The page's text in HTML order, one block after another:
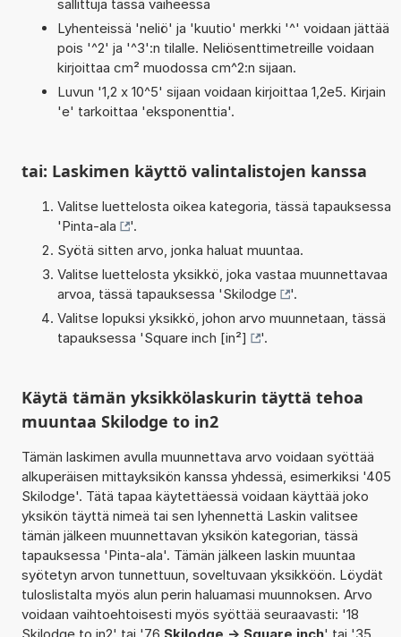
sallittuja tässä vaiheessa
Lyhenteissä 'neliö' ja 'kuutio' merkki '^' voidaan jättää
pois '^2' ja '^3':n tilalle. Neliösenttimetreille voidaan
kirjoittaa cm² muodossa cm^2:n sijaan.
Luvun '1,2 x 10^5' sijaan voidaan kirjoittaa 1,2e5. Kirjain
'e' tarkoittaa 'eksponenttia'.
tai: Laskimen käyttö valintalistojen kanssa
Valitse luettelosta oikea kategoria, tässä tapauksessa
'Pinta-ala
'.
Syötä sitten arvo, jonka haluat muuntaa.
Valitse luettelosta yksikkö, joka vastaa muunnettavaa
arvoa, tässä tapauksessa 'Skilodge
'.
Valitse lopuksi yksikkö, johon arvo muunnetaan, tässä
tapauksessa 'Square inch [in²] '.
Käytä tämän yksikkölaskurin täyttä tehoa
muuntaa Skilodge to in2
Tämän laskimen avulla muunnettava arvo voidaan syöttää
alkuperäisen mittayksikön kanssa yhdessä, esimerkiksi '405
Skilodge'. Tätä tapaa käytettäessä voidaan käyttää joko
yksikön täyttä nimeä tai sen lyhennettä Laskin valitsee
tämän jälkeen muunnettavan yksikön kategorian, tässä
tapauksessa 'Pinta-ala'. Tämän jälkeen laskin muuntaa
syötetyn arvon tunnettuun, soveltuvaan yksikköön. Löydät
tuloslistalta myös alun perin haluamasi muunnoksen. Arvo
voidaan vaihtoehtoisesti myös syöttää seuraavasti: '18
Skilodge to in2' tai '76 Skilodge -> Square inch' tai '35